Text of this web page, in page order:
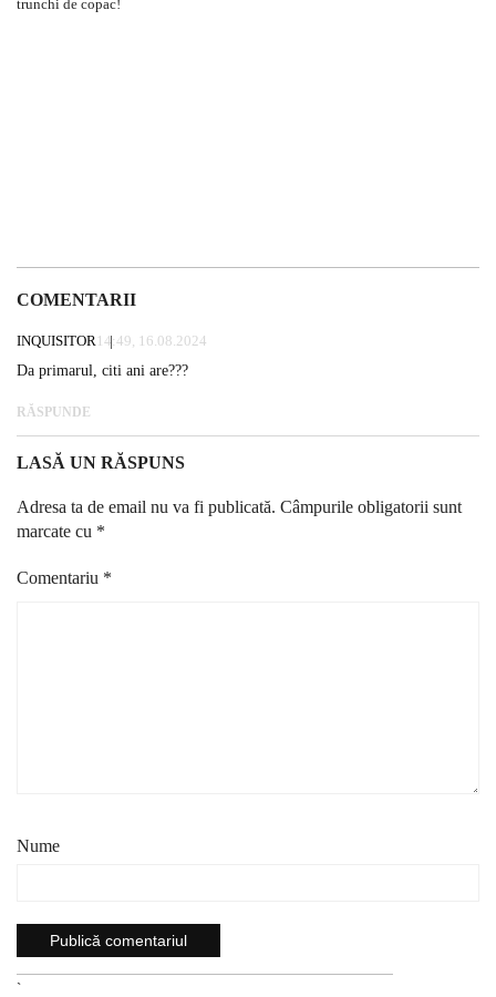
COMENTARII
INQUISITOR14:49, 16.08.2024
Da primarul, citi ani are???
RĂSPUNDE
LASĂ UN RĂSPUNS
Adresa ta de email nu va fi publicată. Câmpurile obligatorii sunt
marcate cu *
Comentariu *
Nume
`